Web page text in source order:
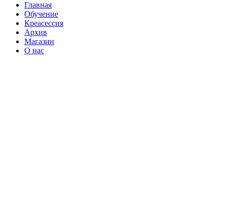
Главная
Обучение
Креасессия
Архив
Магазин
О нас